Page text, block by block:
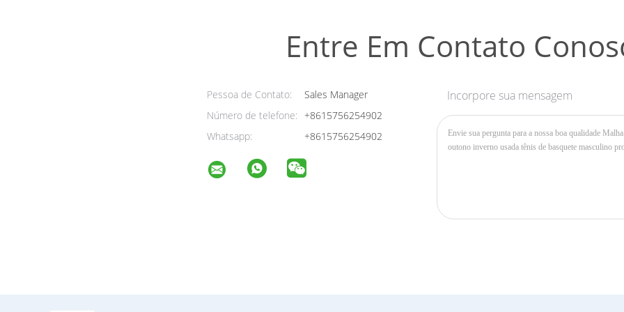
Entre Em Contato
Pessoa de Contato:
Sales Manager
Número de telefone: +8615756254902
Whatsapp:
+8615756254902
Incorpore sua mensagem